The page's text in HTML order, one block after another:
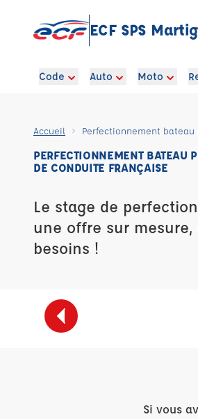
ECF SPS
Code Auto Moto
Accueil Perfectionnement
PERFECTIONNEMENT BATEAU
DE CONDUITE FRANÇAISE
Le stage de
une offre sur
besoins !
Si vous